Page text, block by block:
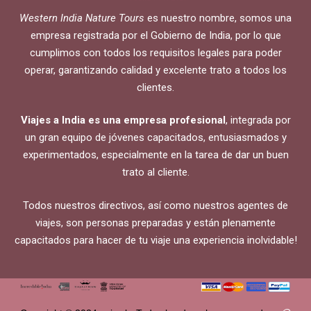
Western India Nature Tours es nuestro nombre, somos una
empresa registrada por el Gobierno de India, por lo que
cumplimos con todos los requisitos legales para poder
operar, garantizando calidad y excelente trato a todos los
clientes.
Viajes a India es una empresa profesional , integrada por
un gran equipo de jóvenes capacitados, entusiasmados y
experimentados, especialmente en la tarea de dar un buen
trato al cliente.
Todos nuestros directivos, así como nuestros agentes de
viajes, son personas preparadas y están plenamente
capacitados para hacer de tu viaje una experiencia inolvidable!